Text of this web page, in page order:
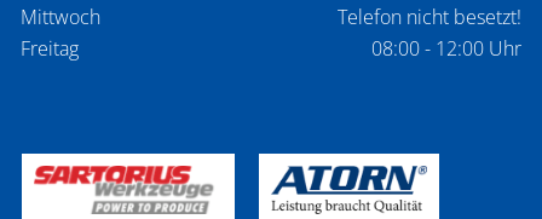
Mittwoch
Telefon nicht besetzt!
Freitag
08:00 - 12:00 Uhr